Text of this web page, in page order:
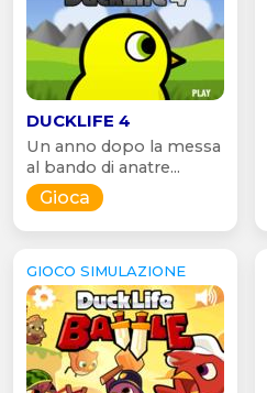
DUCKLIFE 4
Un anno dopo la messa
al bando di anatre...
Gioca
GIOCO SIMULAZIONE